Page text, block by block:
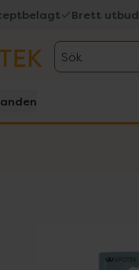
Brett utbud
Sök
. Innehåller 1 objekt.